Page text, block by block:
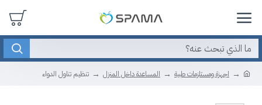
اجهزة ومستلزمات طبية المساعدة داخل المنزل تنظيم تناول الدواء